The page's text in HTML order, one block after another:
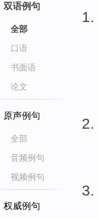
双语例句
全部
口语
书面语
论文
原声例句
全部
音频例句
视频例句
权威例句